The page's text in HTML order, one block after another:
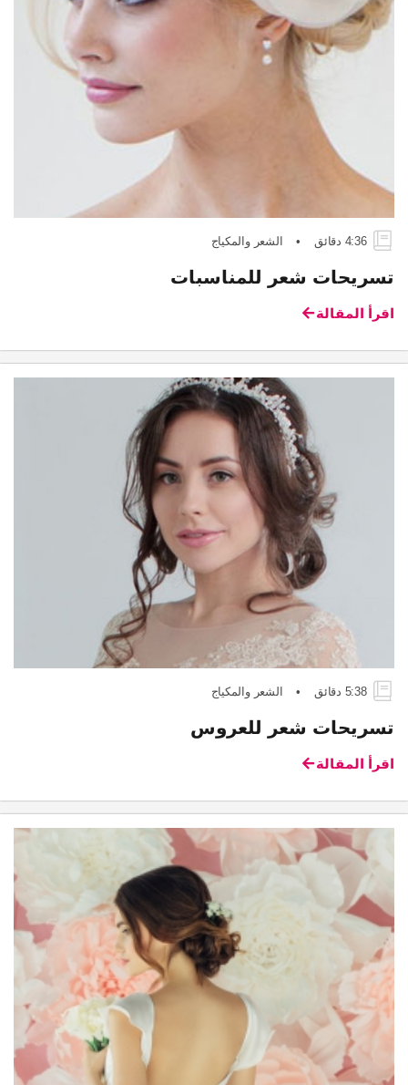
4:36 دقائق • الشعر والمكياج
تسريحات شعر للمناسبات
اقرأ المقالة
5:38 دقائق • الشعر والمكياج
تسريحات شعر للعروس
اقرأ المقالة